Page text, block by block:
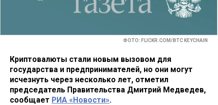
ФОТО: FLICKR.COM/BTC KEYCHAIN
Криптовалюты стали новым вызовом для
государства и предпринимателей, но они могут
исчезнуть через несколько лет, отметил
председатель Правительства Дмитрий Медведев,
сообщает РИА «Новости».